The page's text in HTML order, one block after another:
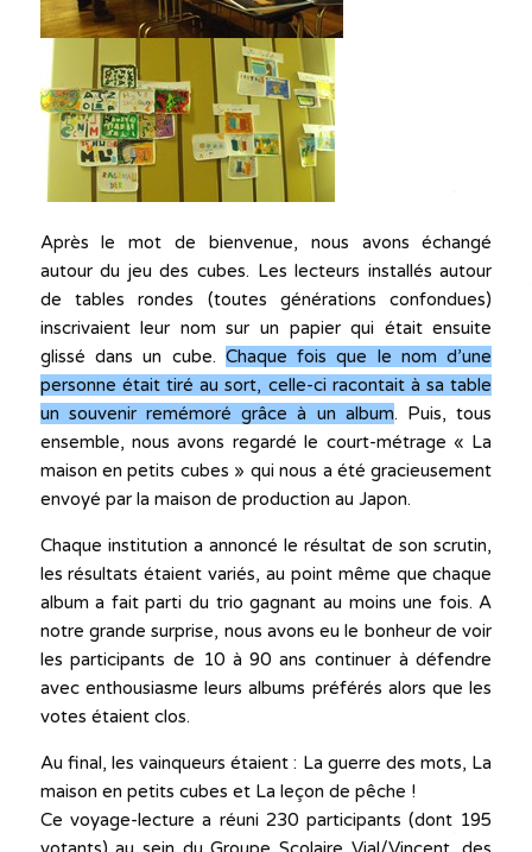
Après le mot de bienvenue, nous avons échangé
autour du jeu des cubes. Les lecteurs installés autour
de tables rondes (toutes générations confondues)
inscrivaient leur nom sur un papier qui était ensuite
glissé dans un cube. Chaque fois que le nom d’une
personne était tiré au sort, celle-ci racontait à sa table
un souvenir remémoré grâce à un album. Puis, tous
ensemble, nous avons regardé le court-métrage « La
maison en petits cubes » qui nous a été gracieusement
envoyé par la maison de production au Japon.
Chaque institution a annoncé le résultat de son scrutin,
les résultats étaient variés, au point même que chaque
album a fait parti du trio gagnant au moins une fois. A
notre grande surprise, nous avons eu le bonheur de voir
les participants de 10 à 90 ans continuer à défendre
avec enthousiasme leurs albums préférés alors que les
votes étaient clos.
Au final, les vainqueurs étaient : La guerre des mots, La
maison en petits cubes et La leçon de pêche !
Ce voyage-lecture a réuni 230 participants (dont 195